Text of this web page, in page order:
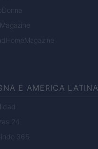
E AMERICA LATINA
24
365